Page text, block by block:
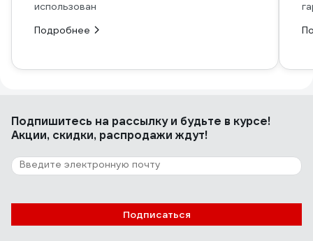
использован
Подробнее
Подпишитесь на рассылкуи будьте в курсе!
Акции, скидки, распродажи ждут!
Подписаться